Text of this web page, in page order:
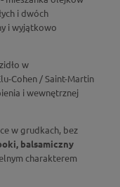
i dwóch
i wyjątkowo
w
Cohen / Saint-Martin
i wewnętrznej
w grudkach, bez
balsamiczny
charakterem